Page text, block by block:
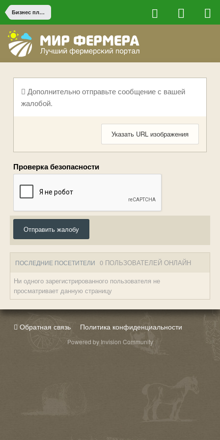
Бизнес планы и партнерство
Дополнительно отправьте сообщение с вашей
жалобой.
Указать URL изображения
Проверка безопасности
Отправить жалобу
ПОСЛЕДНИЕ ПОСЕТИТЕЛИ 0 ПОЛЬЗОВАТЕЛЕЙ ОНЛАЙН
Ни одного зарегистрированного пользователя не
просматривает данную страницу
Обратная связь Политика конфиденциальности
Powered by Invision Community